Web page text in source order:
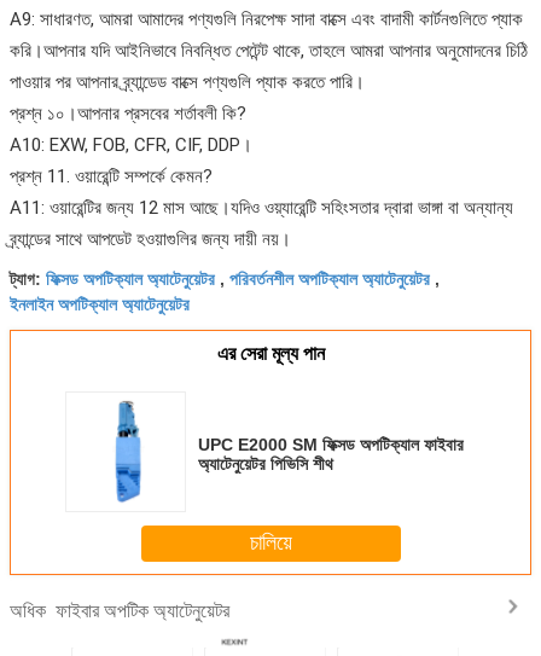
A9: সাধারণত, আমরা আমাদের পণ্যগুলি নিরপেক্ষ সাদা বাক্সে এবং বাদামী কার্টনগুলিতে প্যাক
করি।আপনার যদি আইনিভাবে নিবন্ধিত পেটেন্ট থাকে, তাহলে আমরা আপনার অনুমোদনের চিঠি
পাওয়ার পর আপনার ব্র্যান্ডেড বাক্সে পণ্যগুলি প্যাক করতে পারি।
প্রশ্ন ১০।আপনার প্রসবের শর্তাবলী কি?
A10: EXW, FOB, CFR, CIF, DDP।
প্রশ্ন 11. ওয়ারেন্টি সম্পর্কে কেমন?
A11: ওয়ারেন্টির জন্য 12 মাস আছে।যদিও ওয়্যারেন্টি সহিংসতার দ্বারা ভাঙ্গা বা অন্যান্য
ব্র্যান্ডের সাথে আপডেট হওয়াগুলির জন্য দায়ী নয়।
ট্যাগ: ফিক্সড অপটিক্যাল অ্যাটেনুয়েটর , পরিবর্তনশীল অপটিক্যাল অ্যাটেনুয়েটর ,
ইনলাইন অপটিক্যাল অ্যাটেনুয়েটর
এর সেরা মূল্য পান
UPC E2000 SM ফিক্সড অপটিক্যাল ফাইবার
অ্যাটেনুয়েটর পিভিসি শীথ
চালিয়ে
অধিক ফাইবার অপটিক অ্যাটেনুয়েটর